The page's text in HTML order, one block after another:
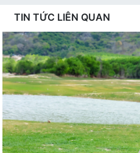
TIN TỨC LIÊN QUAN